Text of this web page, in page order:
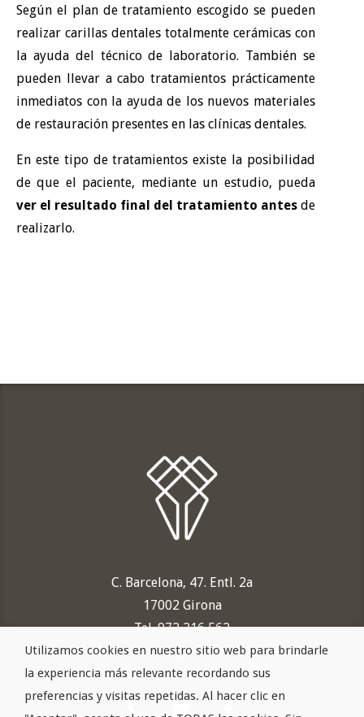
Según el plan de tratamiento escogido se pueden
realizar carillas dentales totalmente cerámicas con
la ayuda del técnico de laboratorio. También se
pueden llevar a cabo tratamientos prácticamente
inmediatos con la ayuda de los nuevos materiales
de restauración presentes en las clínicas dentales.
En este tipo de tratamientos existe la posibilidad
de que el paciente, mediante un estudio, pueda
ver el resultado final del tratamiento antes de
realizarlo.
C. Barcelona, 47. Entl. 2a
17002 Girona
Tel. 972 216 562
info@odontologiacampistol.com
Utilizamos cookies en nuestro sitio web para brindarle
la experiencia más relevante recordando sus
preferencias y visitas repetidas. Al hacer clic en